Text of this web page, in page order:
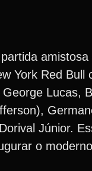
York Red
Lucas,
Júnior.
o